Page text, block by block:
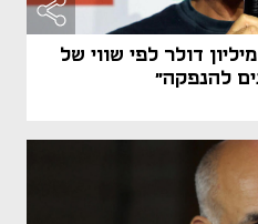
חברת HiBob גייסה 150 מיליון דולר לפי שווי של